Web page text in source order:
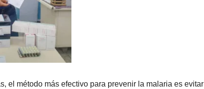
el método más efectivo para prevenir la malaria es evitar